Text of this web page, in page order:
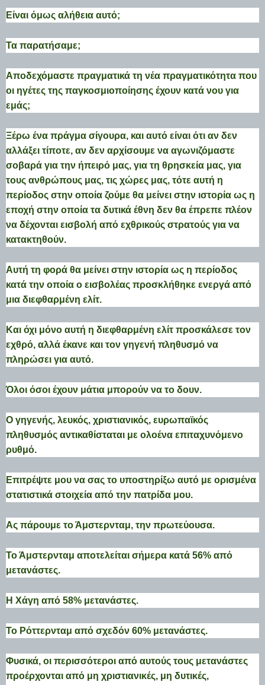
Είναι όμως αλήθεια αυτό;
Τα παρατήσαμε;
Αποδεχόμαστε πραγματικά τη νέα πραγματικότητα που
οι ηγέτες της παγκοσμιοποίησης έχουν κατά νου για
εμάς;
Ξέρω ένα πράγμα σίγουρα, και αυτό είναι ότι αν δεν
αλλάξει τίποτε, αν δεν αρχίσουμε να αγωνιζόμαστε
σοβαρά για την ήπειρό μας, για τη θρησκεία μας, για
τους ανθρώπους μας, τις χώρες μας, τότε αυτή η
περίοδος στην οποία ζούμε θα μείνει στην ιστορία ως η
εποχή στην οποία τα δυτικά έθνη δεν θα έπρεπε πλέον
να δέχονται εισβολή από εχθρικούς στρατούς για να
κατακτηθούν.
Αυτή τη φορά θα μείνει στην ιστορία ως η περίοδος
κατά την οποία ο εισβολέας προσκλήθηκε ενεργά από
μια διεφθαρμένη ελίτ.
Και όχι μόνο αυτή η διεφθαρμένη ελίτ προσκάλεσε τον
εχθρό, αλλά έκανε και τον γηγενή πληθυσμό να
πληρώσει για αυτό.
Όλοι όσοι έχουν μάτια μπορούν να το δουν.
Ο γηγενής, λευκός, χριστιανικός, ευρωπαϊκός
πληθυσμός αντικαθίσταται με ολοένα επιταχυνόμενο
ρυθμό.
Επιτρέψτε μου να σας το υποστηρίξω αυτό με ορισμένα
στατιστικά στοιχεία από την πατρίδα μου.
Ας πάρουμε το Άμστερνταμ, την πρωτεύουσα.
Το Άμστερνταμ αποτελείται σήμερα κατά 56% από
μετανάστες.
Η Χάγη από 58% μετανάστες.
Το Ρόττερνταμ από σχεδόν 60% μετανάστες.
Φυσικά, οι περισσότεροι από αυτούς τους μετανάστες
προέρχονται από μη χριστιανικές, μη δυτικές,